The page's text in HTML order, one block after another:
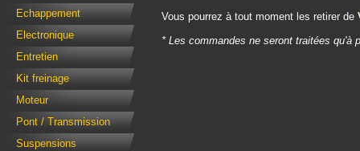
Echappement
Electronique
Entretien
Kit freinage
Moteur
Pont / Transmission
Suspensions
Vous pourrez à tout moment les retirer de
* Les commandes ne seront traitées qu'à